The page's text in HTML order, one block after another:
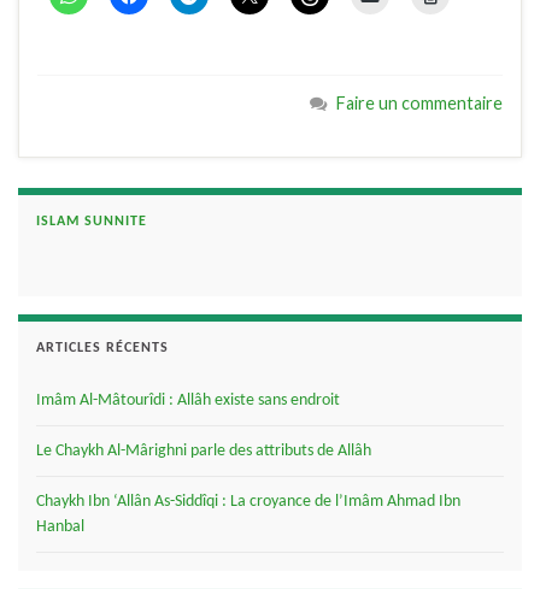
Faire un commentaire
ISLAM SUNNITE
ARTICLES RÉCENTS
Imâm Al-Mâtourîdi : Allâh existe sans endroit
Le Chaykh Al-Mârighni parle des attributs de Allâh
Chaykh Ibn ‘Allân As-Siddîqi : La croyance de l’Imâm Ahmad Ibn
Hanbal